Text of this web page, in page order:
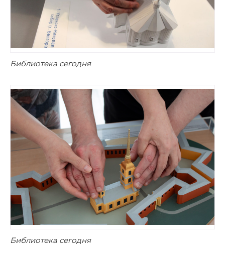
Библиотека сегодня
Библиотека сегодня